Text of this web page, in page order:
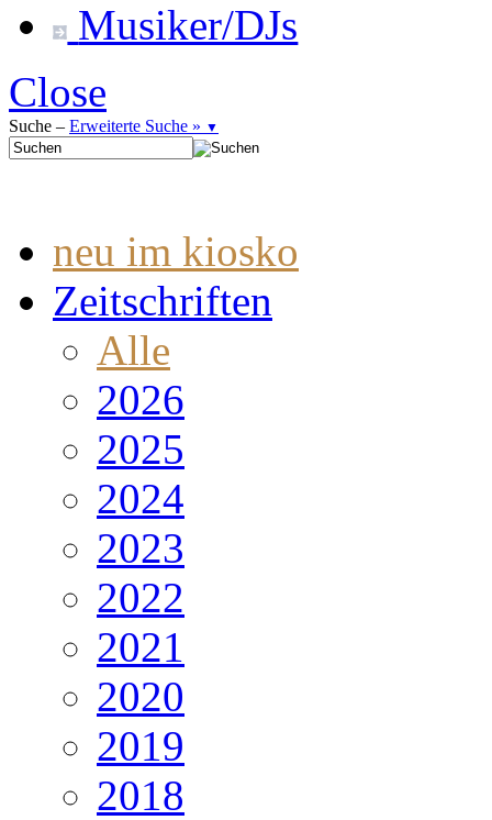
Musiker/DJs
Close
Suche – Erweiterte Suche » ▼
neu im kiosko
Zeitschriften
Alle
2026
2025
2024
2023
2022
2021
2020
2019
2018